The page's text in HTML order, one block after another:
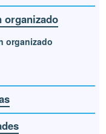
organizado
organizado